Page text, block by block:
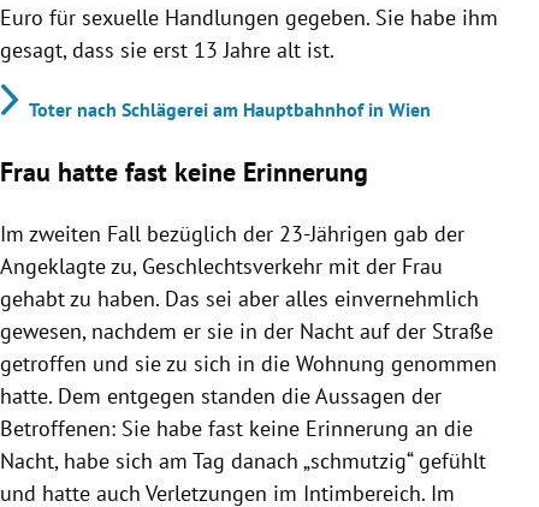
Euro für sexuelle Handlungen gegeben. Sie habe ihm
gesagt, dass sie erst 13 Jahre alt ist.
Toter nach Schlägerei am Hauptbahnhof in Wien
Frau hatte fast keine Erinnerung
Im zweiten Fall bezüglich der 23-Jährigen gab der
Angeklagte zu, Geschlechtsverkehr mit der Frau
gehabt zu haben. Das sei aber alles einvernehmlich
gewesen, nachdem er sie in der Nacht auf der Straße
getroffen und sie zu sich in die Wohnung genommen
hatte. Dem entgegen standen die Aussagen der
Betroffenen: Sie habe fast keine Erinnerung an die
Nacht, habe sich am Tag danach „schmutzig“ gefühlt
und hatte auch Verletzungen im Intimbereich. Im